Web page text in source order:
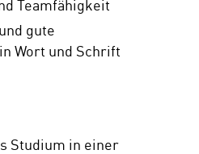
Teamfähigkeit
gute
Wort und Schrift
Studium in einer